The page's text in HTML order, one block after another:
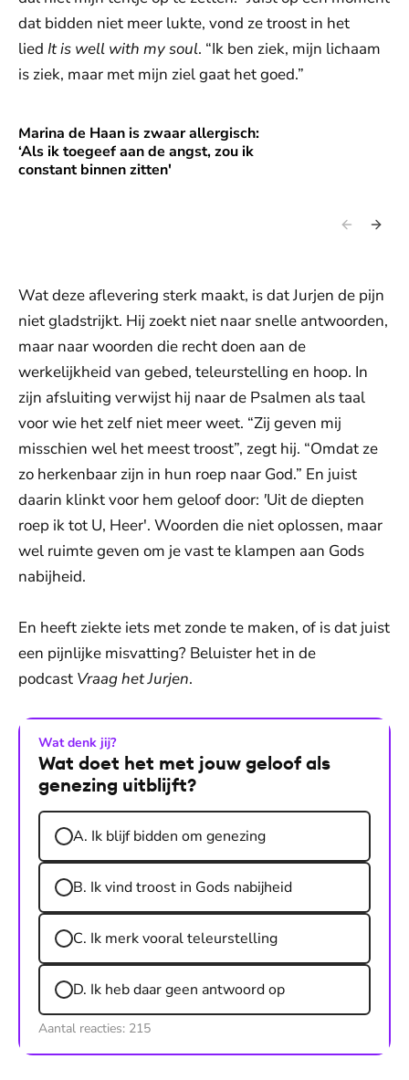
dat bidden niet meer lukte, vond ze troost in het
lied It is well with my soul. “Ik ben ziek, mijn lichaam
is ziek, maar met mijn ziel gaat het goed.”
Marina de Haan is zwaar allergisch:
‘Als ik toegeef aan de angst, zou ik
constant binnen zitten'
Marina de Haan is zwaar allergisch: ‘Als ik toegeef aan de
Wat deze aflevering sterk maakt, is dat Jurjen de pijn
niet gladstrijkt. Hij zoekt niet naar snelle antwoorden,
maar naar woorden die recht doen aan de
werkelijkheid van gebed, teleurstelling en hoop. In
zijn afsluiting verwijst hij naar de Psalmen als taal
voor wie het zelf niet meer weet. “Zij geven mij
misschien wel het meest troost”, zegt hij. “Omdat ze
zo herkenbaar zijn in hun roep naar God.” En juist
daarin klinkt voor hem geloof door: 'Uit de diepten
roep ik tot U, Heer'. Woorden die niet oplossen, maar
wel ruimte geven om je vast te klampen aan Gods
nabijheid.
En heeft ziekte iets met zonde te maken, of is dat juist
een pijnlijke misvatting? Beluister het in de
podcast Vraag het Jurjen.
Wat denk jij?
Wat doet het met jouw geloof als
genezing uitblijft?
A. Ik blijf bidden om genezing
B. Ik vind troost in Gods nabijheid
C. Ik merk vooral teleurstelling
D. Ik heb daar geen antwoord op
Aantal reacties: 215